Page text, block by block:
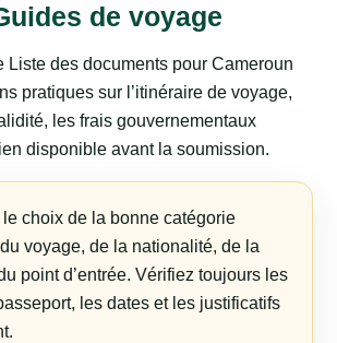
de voyage
Liste des documents pour Cameroun
pratiques sur l’itinéraire de voyage,
les frais gouvernementaux
disponible avant la soumission.
choix de la bonne catégorie
voyage, de la nationalité, de la
point d’entrée. Vérifiez toujours les
les dates et les justificatifs